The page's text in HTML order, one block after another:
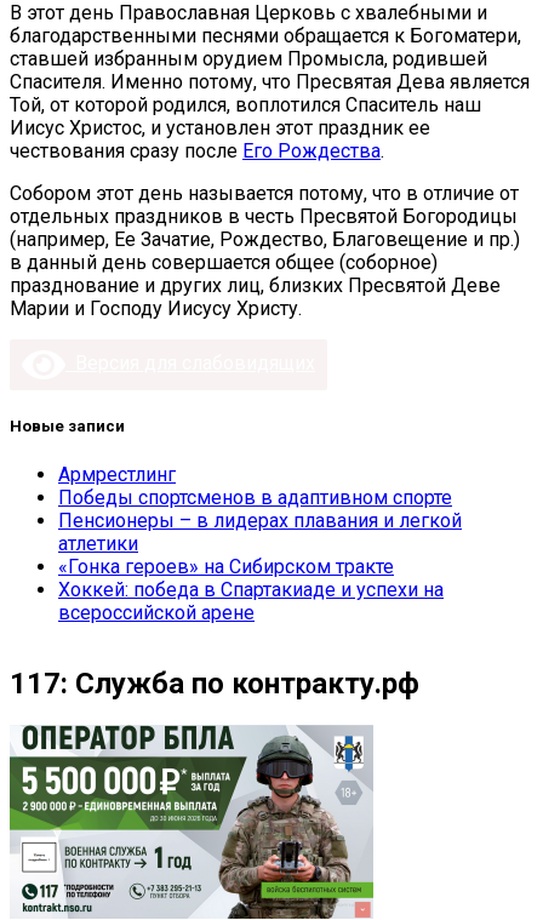
В этот день Православная Церковь с хвалебными и
благодарственными песнями обращается к Богоматери,
ставшей избранным орудием Промысла, родившей
Спасителя. Именно потому, что Пресвятая Дева является
Той, от которой родился, воплотился Спаситель наш
Иисус Христос, и установлен этот праздник ее
чествования сразу после Его Рождества.
Собором этот день называется потому, что в отличие от
отдельных праздников в честь Пресвятой Богородицы
(например, Ее Зачатие, Рождество, Благовещение и пр.)
в данный день совершается общее (соборное)
празднование и других лиц, близких Пресвятой Деве
Марии и Господу Иисусу Христу.
Новые записи
Армрестлинг
Победы спортсменов в адаптивном спорте
Пенсионеры – в лидерах плавания и легкой
атлетики
«Гонка героев» на Сибирском тракте
Хоккей: победа в Спартакиаде и успехи на
всероссийской арене
117: Служба по контракту.рф